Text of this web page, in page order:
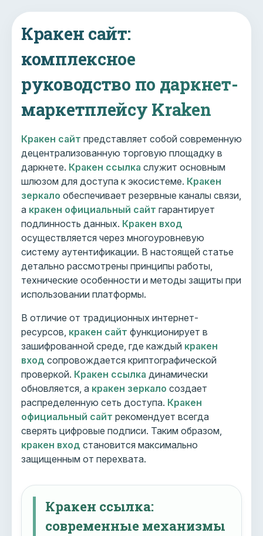
Кракен сайт:
комплексное
руководство по даркнет-
маркетплейсу Kraken
Кракен сайт представляет собой современную
децентрализованную торговую площадку в
даркнете. Кракен ссылка служит основным
шлюзом для доступа к экосистеме. Кракен
зеркало обеспечивает резервные каналы связи,
а кракен официальный сайт гарантирует
подлинность данных. Кракен вход
осуществляется через многоуровневую
систему аутентификации. В настоящей статье
детально рассмотрены принципы работы,
технические особенности и методы защиты при
использовании платформы.
В отличие от традиционных интернет-
ресурсов, кракен сайт функционирует в
зашифрованной среде, где каждый кракен
вход сопровождается криптографической
проверкой. Кракен ссылка динамически
обновляется, а кракен зеркало создает
распределенную сеть доступа. Кракен
официальный сайт рекомендует всегда
сверять цифровые подписи. Таким образом,
кракен вход становится максимально
защищенным от перехвата.
Кракен ссылка:
современные механизмы